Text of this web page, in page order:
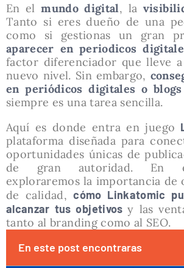
En elmundo digital, la
Tanto si eres dueño de una
como si gestionas un gran
aparecer en periodicos
factor diferenciador que lleve
nuevo nivel. Sin embargo,
en periódicos digitales o
siempre es una tarea sencilla.
Aquí es donde entra en juego
plataforma diseñada para
oportunidades únicas de
de gran autoridad. En
exploraremos la importancia de
de calidad,cómo Linkatomic
alcanzar tus objetivosy las
tanto al branding como al SEO.
En este post encontraras